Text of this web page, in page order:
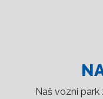
Naš vozni park